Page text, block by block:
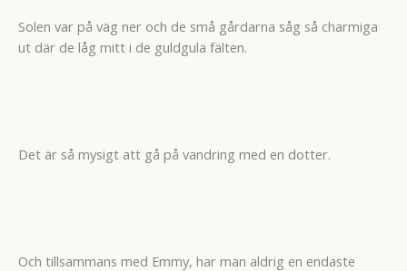
Solen var på väg ner och de små gårdarna såg så charmiga
ut där de låg mitt i de guldgula fälten.
Det är så mysigt att gå på vandring med en dotter.
Och tillsammans med Emmy, har man aldrig en endaste